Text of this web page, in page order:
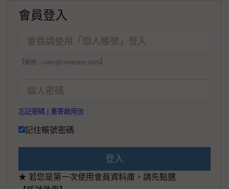
會員登入
【範例：user@company.com】
忘記密碼 重寄啟用信
記住帳號密碼
登入
★ 若您是第一次使用會員資料庫，請先點選